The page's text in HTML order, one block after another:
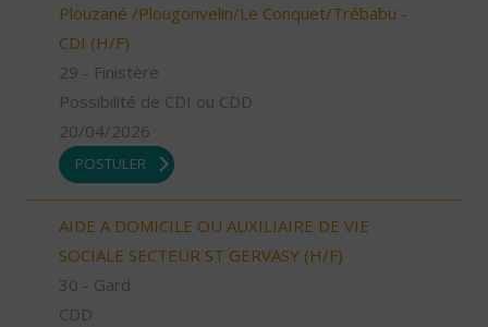
Plouzané /Plougonvelin/Le Conquet/Trébabu -
CDI (H/F)
29 - Finistère
Possibilité de CDI ou CDD
20/04/2026
POSTULER
AIDE A DOMICILE OU AUXILIAIRE DE VIE
SOCIALE SECTEUR ST GERVASY (H/F)
30 - Gard
CDD